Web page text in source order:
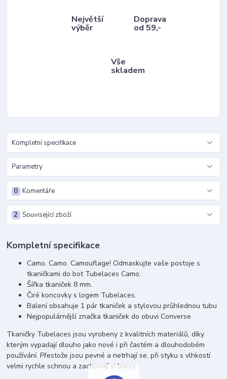
Největší
výběr
Doprava
od 59,-
Vše
skladem
Kompletní specifikace
Parametry
Komentáře
0
Související zboží
2
Kompletní specifikace
Camo. Camo. Camouflage! Odmaskujte vaše postoje s
tkaničkami do bot Tubelaces Camo.
Šířka tkaniček 8 mm.
Čiré koncovky s logem Tubelaces.
Balení obsahuje 1 pár tkaniček a stylovou průhlednou tubu
Nejpopulárnější značka tkaniček do obuvi Converse
Tkaničky Tubelaces jsou vyrobeny z kvalitních materiálů, díky
kterým vypadají dlouho jako nové i při častém a dlouhodobém
používání. Přestože jsou pevné a netrhají se, při styku s vlhkostí
velmi rychle schnou a zachovají si barvy.